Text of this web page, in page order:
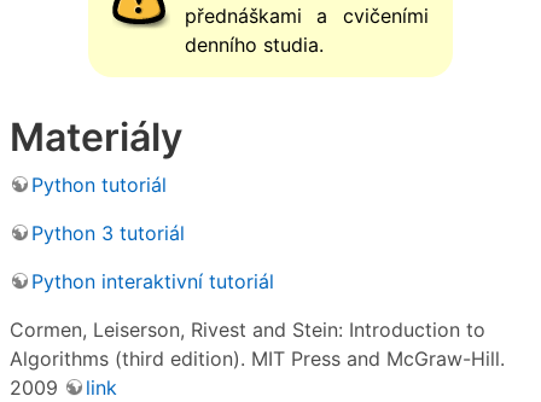
přednáškami a cvičeními
denního studia.
Materiály
Python tutoriál
Python 3 tutoriál
Python interaktivní tutoriál
Cormen, Leiserson, Rivest and Stein: Introduction to
Algorithms (third edition). MIT Press and McGraw-Hill.
2009
link